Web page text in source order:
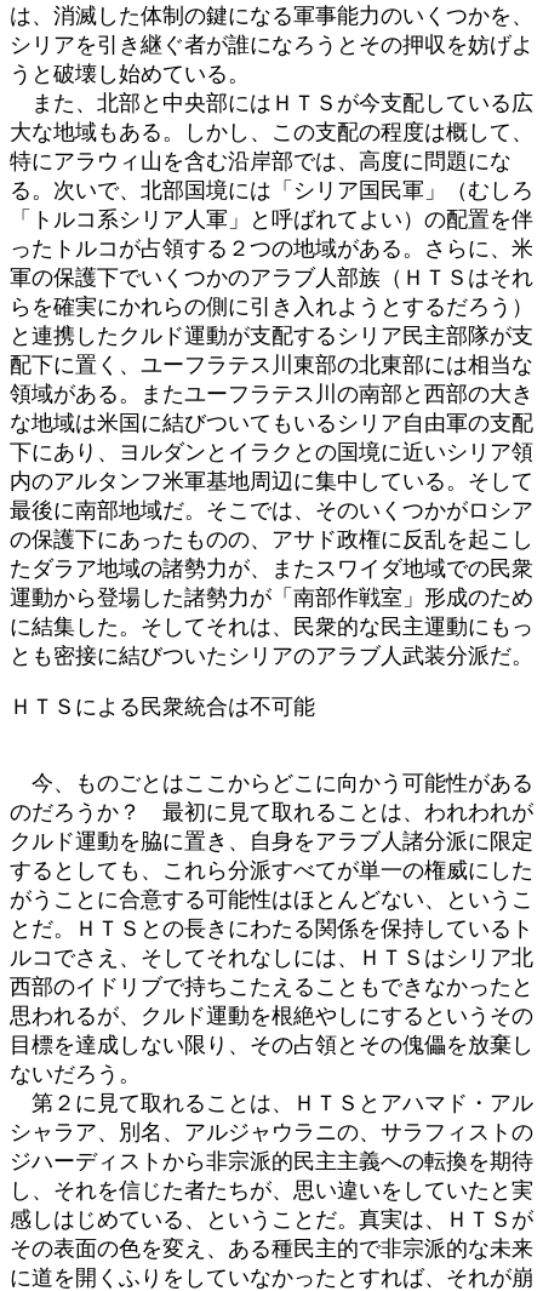
は、消滅した体制の鍵になる軍事能力のいくつかを、
シリアを引き継ぐ者が誰になろうとその押収を妨げよ
うと破壊し始めている。
また、北部と中央部にはＨＴＳが今支配している広
大な地域もある。しかし、この支配の程度は概して、
特にアラウィ山を含む沿岸部では、高度に問題にな
る。次いで、北部国境には「シリア国民軍」（むしろ
「トルコ系シリア人軍」と呼ばれてよい）の配置を伴
ったトルコが占領する２つの地域がある。さらに、米
軍の保護下でいくつかのアラブ人部族（ＨＴＳはそれ
らを確実にかれらの側に引き入れようとするだろう）
と連携したクルド運動が支配するシリア民主部隊が支
配下に置く、ユーフラテス川東部の北東部には相当な
領域がある。またユーフラテス川の南部と西部の大き
な地域は米国に結びついてもいるシリア自由軍の支配
下にあり、ヨルダンとイラクとの国境に近いシリア領
内のアルタンフ米軍基地周辺に集中している。そして
最後に南部地域だ。そこでは、そのいくつかがロシア
の保護下にあったものの、アサド政権に反乱を起こし
たダラア地域の諸勢力が、またスワイダ地域での民衆
運動から登場した諸勢力が「南部作戦室」形成のため
に結集した。そしてそれは、民衆的な民主運動にもっ
とも密接に結びついたシリアのアラブ人武装分派だ。
ＨＴＳによる民衆統合は不可能
今、ものごとはここからどこに向かう可能性がある
のだろうか？ 最初に見て取れることは、われわれが
クルド運動を脇に置き、自身をアラブ人諸分派に限定
するとしても、これら分派すべてが単一の権威にした
がうことに合意する可能性はほとんどない、というこ
とだ。ＨＴＳとの長きにわたる関係を保持しているト
ルコでさえ、そしてそれなしには、ＨＴＳはシリア北
西部のイドリブで持ちこたえることもできなかったと
思われるが、クルド運動を根絶やしにするというその
目標を達成しない限り、その占領とその傀儡を放棄し
ないだろう。
第２に見て取れることは、ＨＴＳとアハマド・アル
シャラア、別名、アルジャウラニの、サラフィストの
ジハーディストから非宗派的民主主義への転換を期待
し、それを信じた者たちが、思い違いをしていたと実
感しはじめている、ということだ。真実は、ＨＴＳが
その表面の色を変え、ある種民主的で非宗派的な未来
に道を開くふりをしていなかったとすれば、それが崩